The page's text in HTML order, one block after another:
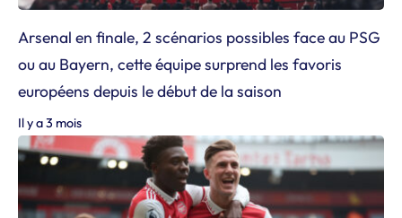
Arsenal en finale, 2 scénarios possibles face au PSG
ou au Bayern, cette équipe surprend les favoris
européens depuis le début de la saison
Il y a 3 mois